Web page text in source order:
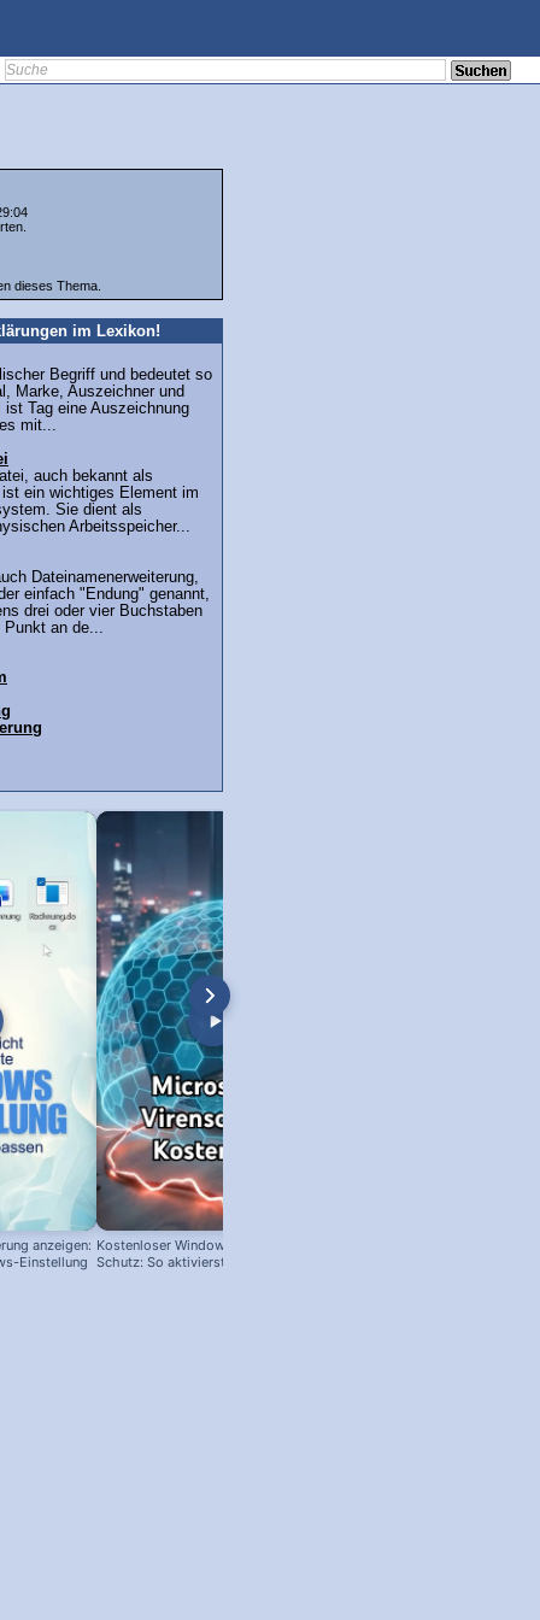
mit Passwort sichern!
dieses Thema.
im Lexikon!
Begriff und bedeutet so
Marke, Auszeichner und
ist Tag eine Auszeichnung
mit...
auch bekannt als
ein wichtiges Element im
Sie dient als
Arbeitsspeicher...
Dateinamenerweiterung,
einfach "Endung" genannt,
drei oder vier Buchstaben
Punkt an de...
anzeigen:
Einstellung
Kostenloser Windows Anti-Viren-
Schutz: So aktivierst du ihn!